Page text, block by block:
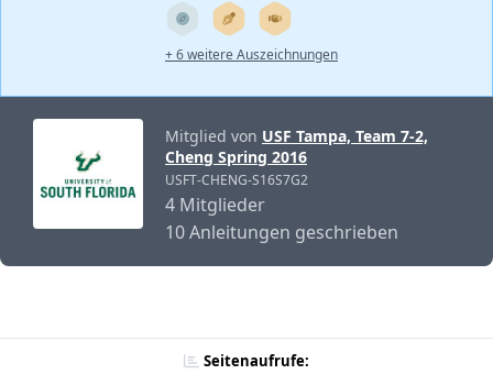
+ 6 weitere Auszeichnungen
Mitglied von USF Tampa, Team 7-2,
Cheng Spring 2016
USFT-CHENG-S16S7G2
4 Mitglieder
10 Anleitungen geschrieben
Seitenaufrufe: